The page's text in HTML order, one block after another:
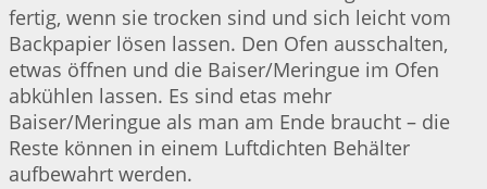
fertig, wenn sie trocken sind und sich leicht vom
Backpapier lösen lassen. Den Ofen ausschalten,
etwas öffnen und die Baiser/Meringue im Ofen
abkühlen lassen. Es sind etas mehr
Baiser/Meringue als man am Ende braucht – die
Reste können in einem Luftdichten Behälter
aufbewahrt werden.